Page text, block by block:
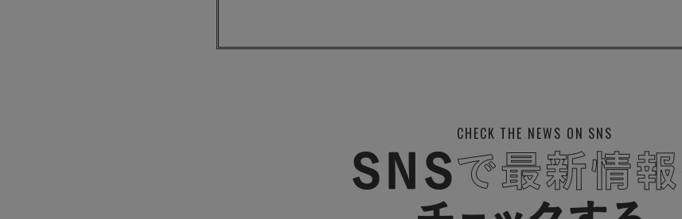
CHECK THE NEWS ON SNS